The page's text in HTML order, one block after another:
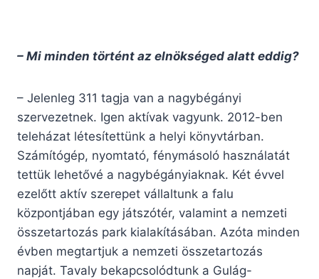
– Mi minden történt az elnökséged alatt eddig?
– Jelenleg 311 tagja van a nagybégányi
szervezetnek. Igen aktívak vagyunk. 2012-ben
teleházat létesítettünk a helyi könyvtárban.
Számítógép, nyomtató, fénymásoló használatát
tettük lehetővé a nagybégányiaknak. Két évvel
ezelőtt aktív szerepet vállaltunk a falu
központjában egy játszótér, valamint a nemzeti
összetartozás park kialakításában. Azóta minden
évben megtartjuk a nemzeti összetartozás
napját. Tavaly bekapcsolódtunk a Gulág-